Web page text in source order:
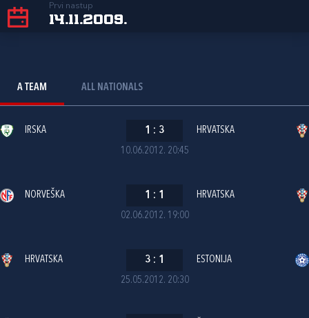
Prvi nastup
14.11.2009.
A TEAM ALL NATIONALS
10.06.2012. 20:45
IRSKA 1 : 3 HRVATSKA
02.06.2012. 19:00
NORVEŠKA 1 : 1 HRVATSKA
25.05.2012. 20:30
HRVATSKA 3 : 1 ESTONIJA